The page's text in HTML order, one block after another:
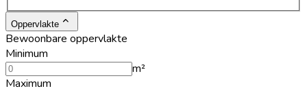
Oppervlakte
Bewoonbare oppervlakte
Minimum
m²
Maximum